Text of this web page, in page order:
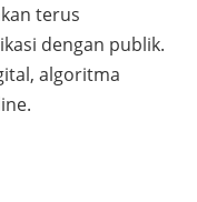
terus
dengan publik.
algoritma